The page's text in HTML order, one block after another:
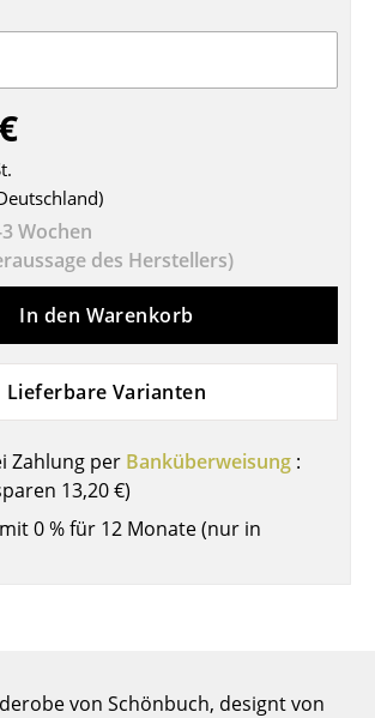
Tische
Stehpulte
Wochen
des Herstellers)
In den Warenkorb
Lieferbare Varianten
Zahlung per Banküberweisung :
13,20 €)
mit 0 % für 12 Monate (nur in
von Schönbuch, designt von